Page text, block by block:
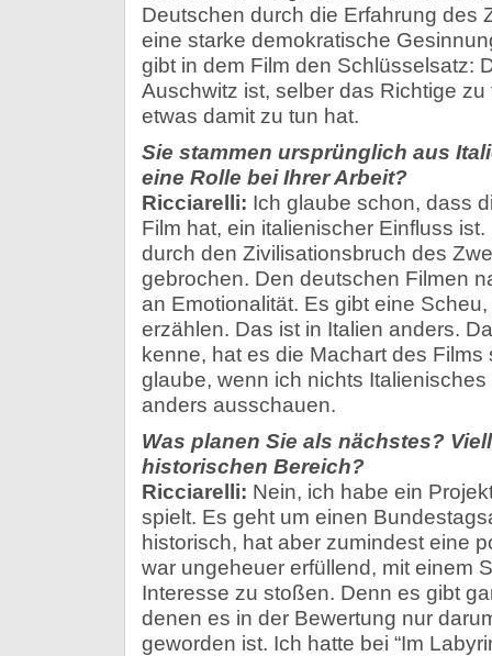
Deutschen durch die Erfahrung des
eine starke demokratische
gibt in dem Film den Schlüsselsatz:
Auschwitz ist, selber das Richtige
etwas damit zu tun hat.
Sie stammen ursprünglich aus
eine Rolle bei Ihrer Arbeit?
Ricciarelli: Ich glaube schon, dass
Film hat, ein italienischer Einfluss
durch den Zivilisationsbruch des
gebrochen. Den deutschen Filmen
an Emotionalität. Es gibt eine
erzählen. Das ist in Italien anders.
kenne, hat es die Machart des
glaube, wenn ich nichts
anders ausschauen.
Was planen Sie als nächstes?
historischen Bereich?
Ricciarelli: Nein, ich habe ein
spielt. Es geht um einen
historisch, hat aber zumindest eine
war ungeheuer erfüllend, mit einem
Interesse zu stoßen. Denn es gibt
denen es in der Bewertung nur
geworden ist. Ich hatte bei “Im